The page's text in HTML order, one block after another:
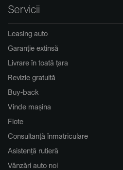
Servicii
Leasing auto
Garanție extinsă
Livrare în toată țara
Revizie gratuită
Buy-back
Vinde mașina
Flote
Consultanță înmatriculare
Asistență rutieră
Vânzări auto noi